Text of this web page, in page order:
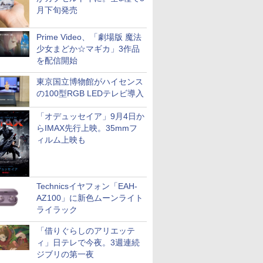
月下旬発売
Prime Video、「劇場版 魔法
少女まどか☆マギカ」3作品
を配信開始
東京国立博物館がハイセンス
の100型RGB LEDテレビ導入
「オデュッセイア」9月4日か
らIMAX先行上映。35mmフ
ィルム上映も
Technicsイヤフォン「EAH-
AZ100」に新色ムーンライト
ライラック
「借りぐらしのアリエッテ
ィ」日テレで今夜。3週連続
ジブリの第一夜